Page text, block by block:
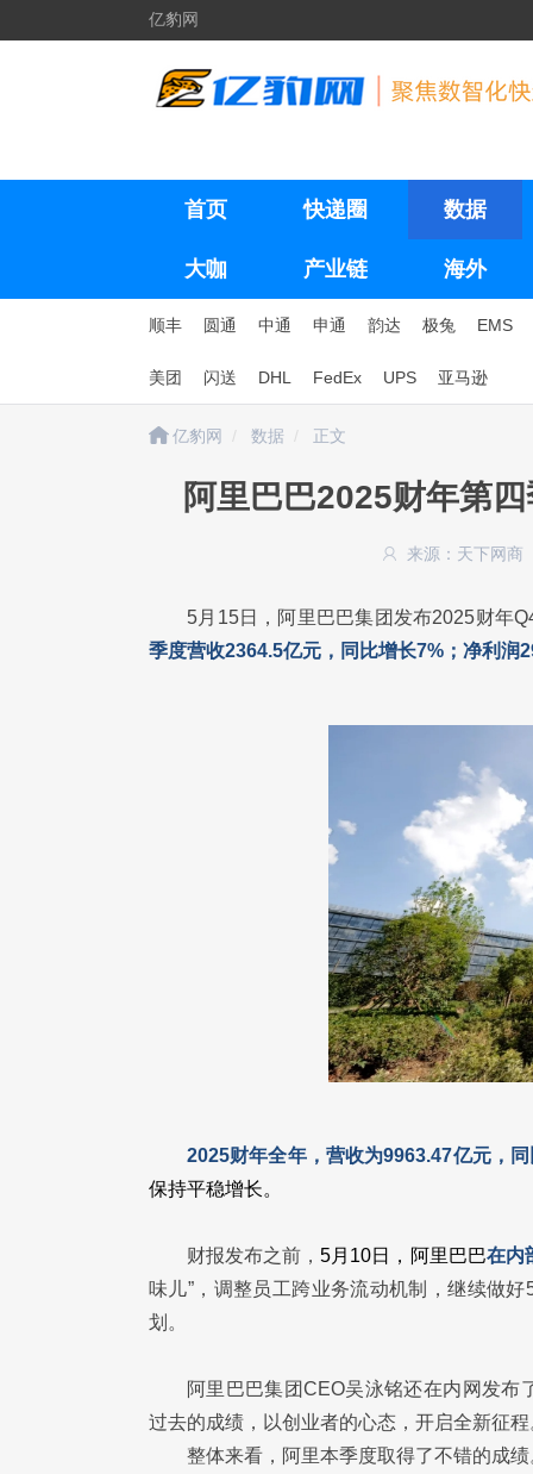
亿豹网
首页 快递圈 数据
大咖 产业链 海外
顺丰 圆通 中通 申通 韵达 极兔 EMS
美团 闪送 DHL FedEx UPS 亚马逊
亿豹网 数据 正文
阿里巴巴2025财年第
来源：天下网商
5月15日，阿里巴巴集团发布2025财年
季度营收2364.5亿元，同比增长7%；净利润
2025财年全年，营收为9963.47亿元，
保持平稳增长。
财报发布之前，5月10日，阿里巴巴在内
味儿”，调整员工跨业务流动机制，继续做
划。
阿里巴巴集团CEO吴泳铭还在内网发
过去的成绩，以创业者的心态，开启全新征程
整体来看，阿里本季度取得了不错的成绩